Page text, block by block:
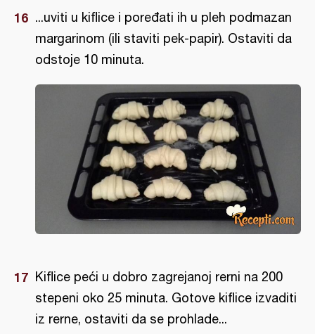
...uviti u kiflice i poređati ih u pleh podmazan
margarinom (ili staviti pek-papir). Ostaviti da
odstoje 10 minuta.
Kiflice peći u dobro zagrejanoj rerni na 200
stepeni oko 25 minuta. Gotove kiflice izvaditi
iz rerne, ostaviti da se prohlade...